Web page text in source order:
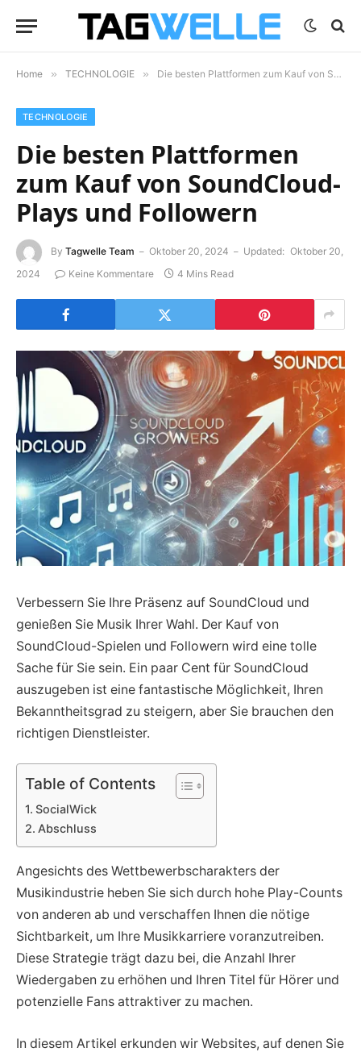
Home » TECHNOLOGIE » Die besten Plattformen zum Kauf von SoundCloud-Plays und Followern
TECHNOLOGIE
Die besten Plattformen
zum Kauf von SoundCloud-
Plays und Followern
By Tagwelle Team Oktober 20, 2024 Updated: Oktober 20,
2024
Keine Kommentare 4 Mins Read
Verbessern Sie Ihre Präsenz auf SoundCloud und
genießen Sie Musik Ihrer Wahl. Der Kauf von
SoundCloud-Spielen und Followern wird eine tolle
Sache für Sie sein. Ein paar Cent für SoundCloud
auszugeben ist eine fantastische Möglichkeit, Ihren
Bekanntheitsgrad zu steigern, aber Sie brauchen den
richtigen Dienstleister.
Table of Contents
SocialWick
Abschluss
Angesichts des Wettbewerbscharakters der
Musikindustrie heben Sie sich durch hohe Play-Counts
von anderen ab und verschaffen Ihnen die nötige
Sichtbarkeit, um Ihre Musikkarriere voranzutreiben.
Diese Strategie trägt dazu bei, die Anzahl Ihrer
Wiedergaben zu erhöhen und Ihren Titel für Hörer und
potenzielle Fans attraktiver zu machen.
In diesem Artikel erkunden wir Websites, auf denen Sie